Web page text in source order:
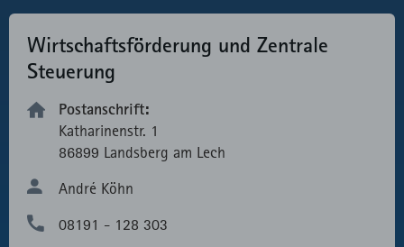
Wirtschaftsförderung und Zentrale
Steuerung
Postanschrift:
Katharinenstr. 1
86899 Landsberg am Lech
André Köhn
08191 - 128 303